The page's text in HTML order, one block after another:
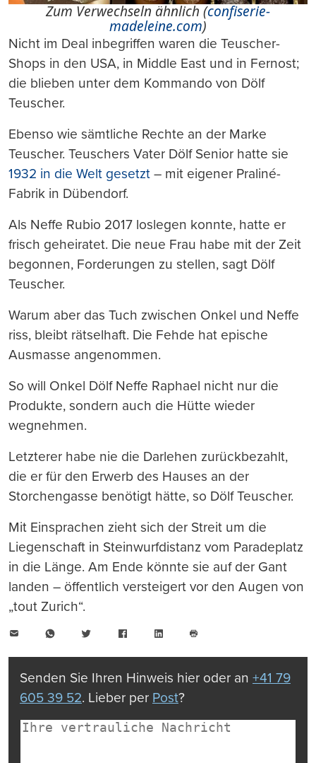
Zum Verwechseln ähnlich (confiserie-
madeleine.com)
Nicht im Deal inbegriffen waren die Teuscher-
Shops in den USA, in Middle East und in Fernost;
die blieben unter dem Kommando von Dölf
Teuscher.
Ebenso wie sämtliche Rechte an der Marke
Teuscher. Teuschers Vater Dölf Senior hatte sie
1932 in die Welt gesetzt – mit eigener Praliné-
Fabrik in Dübendorf.
Als Neffe Rubio 2017 loslegen konnte, hatte er
frisch geheiratet. Die neue Frau habe mit der Zeit
begonnen, Forderungen zu stellen, sagt Dölf
Teuscher.
Warum aber das Tuch zwischen Onkel und Neffe
riss, bleibt rätselhaft. Die Fehde hat epische
Ausmasse angenommen.
So will Onkel Dölf Neffe Raphael nicht nur die
Produkte, sondern auch die Hütte wieder
wegnehmen.
Letzterer habe nie die Darlehen zurückbezahlt,
die er für den Erwerb des Hauses an der
Storchengasse benötigt hätte, so Dölf Teuscher.
Mit Einsprachen zieht sich der Streit um die
Liegenschaft in Steinwurfdistanz vom Paradeplatz
in die Länge. Am Ende könnte sie auf der Gant
landen – öffentlich versteigert vor den Augen von
„tout Zurich“.
WhatsAppTwitter FacebookLinkedIn
drucken
Senden Sie Ihren Hinweis hier oder an +41 79
605 39 52. Lieber per Post?